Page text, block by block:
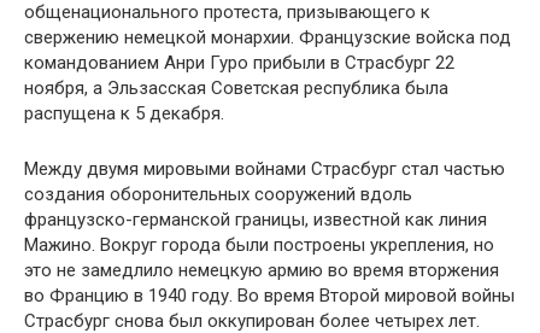
общенационального протеста, призывающего к
свержению немецкой монархии. Французские войска под
командованием Анри Гуро прибыли в Страсбург 22
ноября, а Эльзасская Советская республика была
распущена к 5 декабря.
Между двумя мировыми войнами Страсбург стал частью
создания оборонительных сооружений вдоль
французско-германской границы, известной как линия
Мажино. Вокруг города были построены укрепления, но
это не замедлило немецкую армию во время вторжения
во Францию в 1940 году. Во время Второй мировой войны
Страсбург снова был оккупирован более четырех лет.